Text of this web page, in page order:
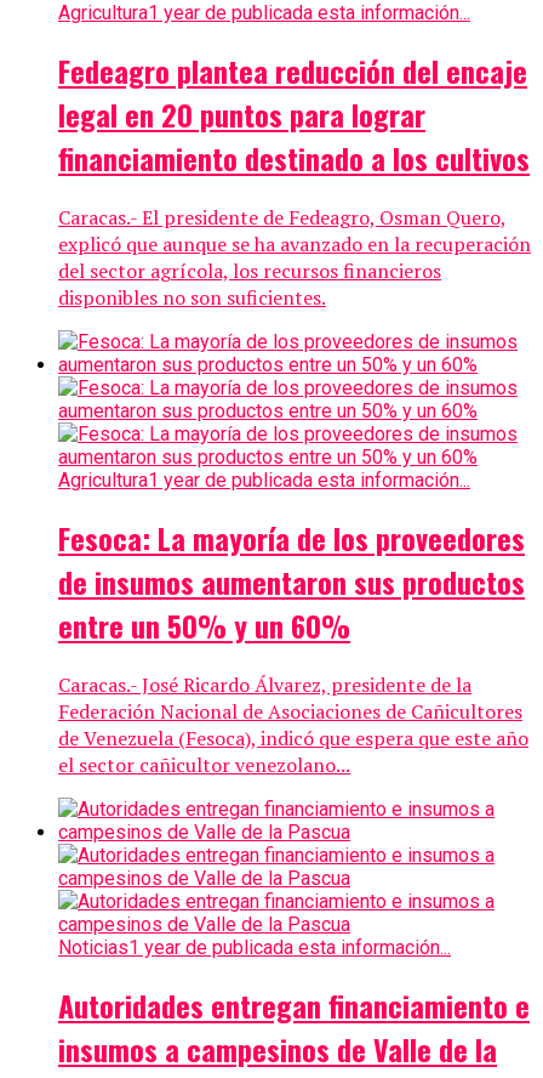
Agricultura1 year de publicada esta información...
Fedeagro plantea reducción del encaje
legal en 20 puntos para lograr
financiamiento destinado a los cultivos
Caracas.- El presidente de Fedeagro, Osman Quero,
explicó que aunque se ha avanzado en la recuperación
del sector agrícola, los recursos financieros
disponibles no son suficientes.
Agricultura1 year de publicada esta información...
Fesoca: La mayoría de los proveedores
de insumos aumentaron sus productos
entre un 50% y un 60%
Caracas.- José Ricardo Álvarez, presidente de la
Federación Nacional de Asociaciones de Cañicultores
de Venezuela (Fesoca), indicó que espera que este año
el sector cañicultor venezolano...
Noticias1 year de publicada esta información...
Autoridades entregan financiamiento e
insumos a campesinos de Valle de la